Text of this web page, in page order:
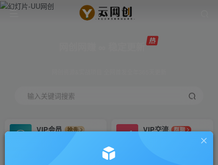
输入关键词搜索
VIP会员
抢先
VIP交流
群聊
研究探讨更多创业项目路子。